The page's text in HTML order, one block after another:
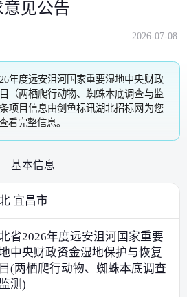
见公告
2026-07-08
年度远安沮河国家重要湿地中央财政
（两栖爬行动物、蜘蛛本底调查与监
项目信息由剑鱼标讯湖北招标网为您
看完整信息。
基本信息
宜昌市
省2026年度远安沮河国家重要
中央财政资金湿地保护与恢复
(两栖爬行动物、蜘蛛本底调查
测)